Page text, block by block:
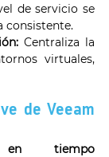
de servicio se
consistente.
Centraliza la
virtuales,
de Veeam
en tiempo